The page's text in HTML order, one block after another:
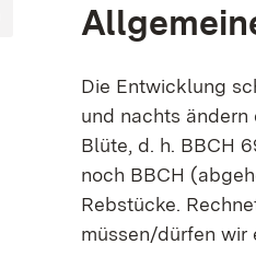
Die Entwicklung
und nachts
Blüte, d. h. BBCH
noch BBCH
Rebstücke.
müssen/dürfen wir